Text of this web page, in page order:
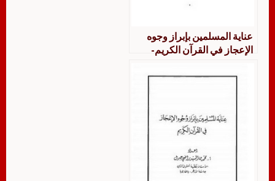
عناية المسلمين بإبراز وجوه
الإعجاز في القرآن الكريم-